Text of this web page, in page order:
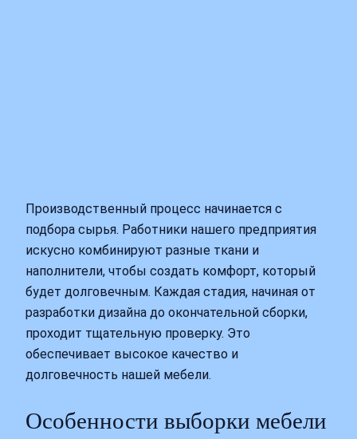
Производственный процесс начинается с
подбора сырья. Работники нашего предприятия
искусно комбинируют разные ткани и
наполнители, чтобы создать комфорт, который
будет долговечным. Каждая стадия, начиная от
разработки дизайна до окончательной сборки,
проходит тщательную проверку. Это
обеспечивает высокое качество и
долговечность нашей мебели.
Особенности выборки мебели